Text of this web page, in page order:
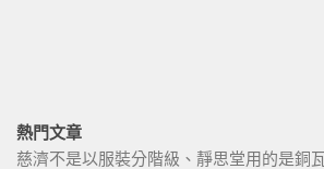
熱門文章
慈濟不是以服裝分階級、靜思堂用的是銅